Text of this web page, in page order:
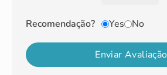
Recomendação? Yes No
Enviar Avaliação